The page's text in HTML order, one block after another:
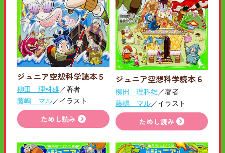
ジュニア空想科学読本５
柳田 理科雄／著者
藤嶋 マル／イラスト
ためし読み
ジュニア空想科学読本６
柳田 理科雄／著者
藤嶋 マル／イラスト
ためし読み